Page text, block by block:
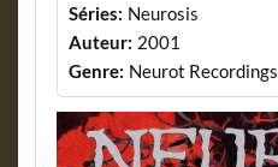
Séries: Neurosis
Auteur: 2001
Genre: Neurot Recordings